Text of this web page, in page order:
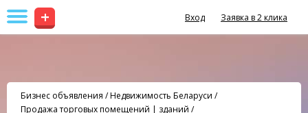
+ Вход Заявка в 2 клика
Бизнес объявления /Недвижимость Беларуси /
Продажа торговых помещений | зданий /